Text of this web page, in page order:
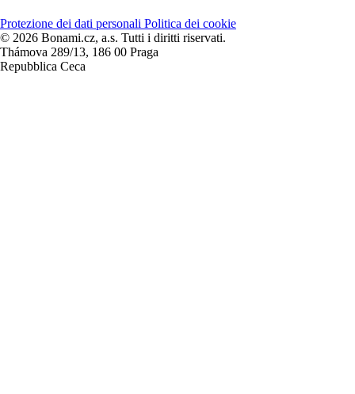
Protezione dei dati personali Politica dei cookie
© 2026 Bonami.cz, a.s. Tutti i diritti riservati.
Thámova 289/13, 186 00 Praga
Repubblica Ceca